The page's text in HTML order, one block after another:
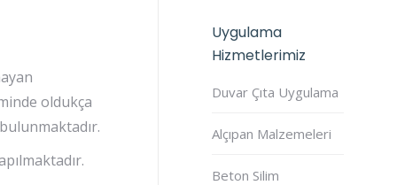
oldukça
Uygulama
Hizmetlerimiz
Duvar Çıta Uygulama
Alçıpan Malzemeleri
Beton Silim